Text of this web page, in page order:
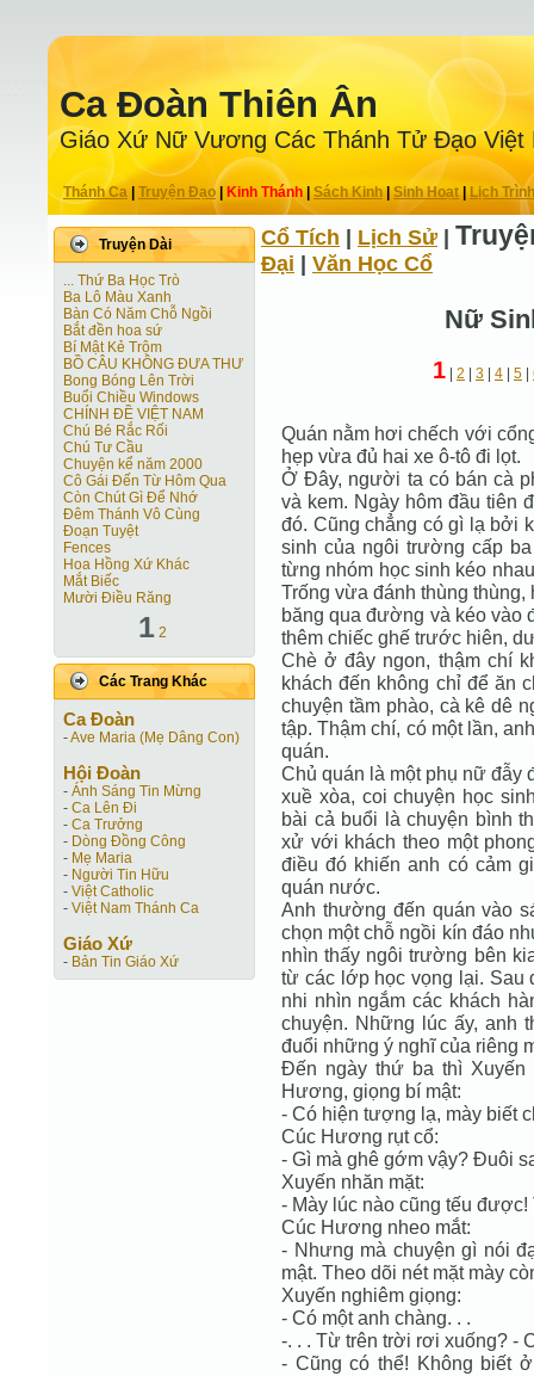
Ca Ðoàn Thiên Ân
Giáo Xứ Nữ Vương Các Thánh Tử Ðạo Việt
Thánh Ca Truyện Ðạo| Kinh Thánh Sách Kinh|Sinh Hoạt| Lịch Trình
Truyện Dài
... Thứ Ba Học Trò
Ba Lô Màu Xanh
Bàn Có Năm Chỗ Ngồi
Bắt đền hoa sứ
Bí Mật Kẻ Trộm
BỒ CÂU KHÔNG ĐƯA THƯ
Bong Bóng Lên Trời
Buổi Chiều Windows
CHÍNH ĐỀ VIỆT NAM
Chú Bé Rắc Rối
Chú Tư Cầu
Chuyện kể năm 2000
Cô Gái Ðến Từ Hôm Qua
Còn Chút Gì Ðể Nhớ
Đêm Thánh Vô Cùng
Ðoạn Tuyệt
Fences
Hoa Hồng Xứ Khác
Mắt Biếc
Mười Điều Răng
1 2
Các Trang Khác
Ca Ðoàn
-Ave Maria (Mẹ Dâng Con)
Hội Ðoàn
- Ánh Sáng Tin Mừng
- Ca Lên Đi
- Ca Trưởng
- Dòng Đồng Công
- Mẹ Maria
- Người Tin Hữu
- Việt Catholic
- Việt Nam Thánh Ca
Giáo Xứ
- Bản Tin Giáo Xứ
Cổ Tích Lịch Sử
Ðại Văn Học Cổ
Nữ
1 2 3 4 5
Quán nằm hơi chếch với
hẹp vừa đủ hai xe ô-tô đi lọt.
Ở Đây, người ta có bán cà
và kem. Ngày hôm đầu tiên
đó. Cũng chẳng có gì lạ bởi
sinh của ngôi trường cấp
từng nhóm học sinh kéo
Trống vừa đánh thùng
băng qua đường và kéo vào
thêm chiếc ghế trước hiên,
Chè ở đây ngon, thậm chí
khách đến không chỉ để ăn
chuyện tầm phào, cà kê dê
tập. Thậm chí, có một lần,
quán.
Chủ quán là một phụ nữ đẫy
xuề xòa, coi chuyện học
bài cả buổi là chuyện bình
xử với khách theo một
điều đó khiến anh có cảm
quán nước.
Anh thường đến quán vào
chọn một chỗ ngồi kín đáo
nhìn thấy ngôi trường bên
từ các lớp học vọng lại. Sau
nhi nhìn ngắm các khách
chuyện. Những lúc ấy, anh
đuổi những ý nghĩ của riêng
Đến ngày thứ ba thì
Hương, giọng bí mật:
- Có hiện tượng lạ, mày biết
Cúc Hương rụt cổ:
- Gì mà ghê gớm vậy? Đuôi
Xuyến nhăn mặt:
- Mày lúc nào cũng tếu
Cúc Hương nheo mắt:
- Nhưng mà chuyện gì nói
mật. Theo dõi nét mặt mày
Xuyến nghiêm giọng:
- Có một anh chàng. . .
-. . . Từ trên trời rơi xuống? -
- Cũng có thể! Không biết